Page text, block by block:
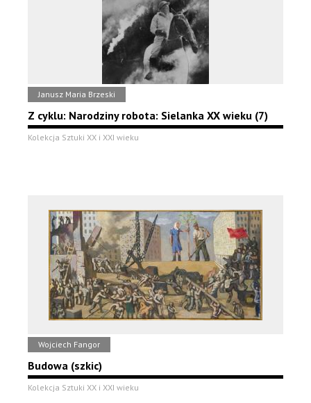
Janusz Maria Brzeski
Z cyklu: Narodziny robota: Sielanka XX wieku (7)
Kolekcja Sztuki XX i XXI wieku
Wojciech Fangor
Budowa (szkic)
Kolekcja Sztuki XX i XXI wieku